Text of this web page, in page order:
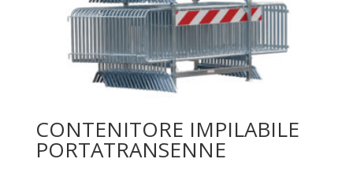
CONTENITORE IMPILABILE
PORTATRANSENNE